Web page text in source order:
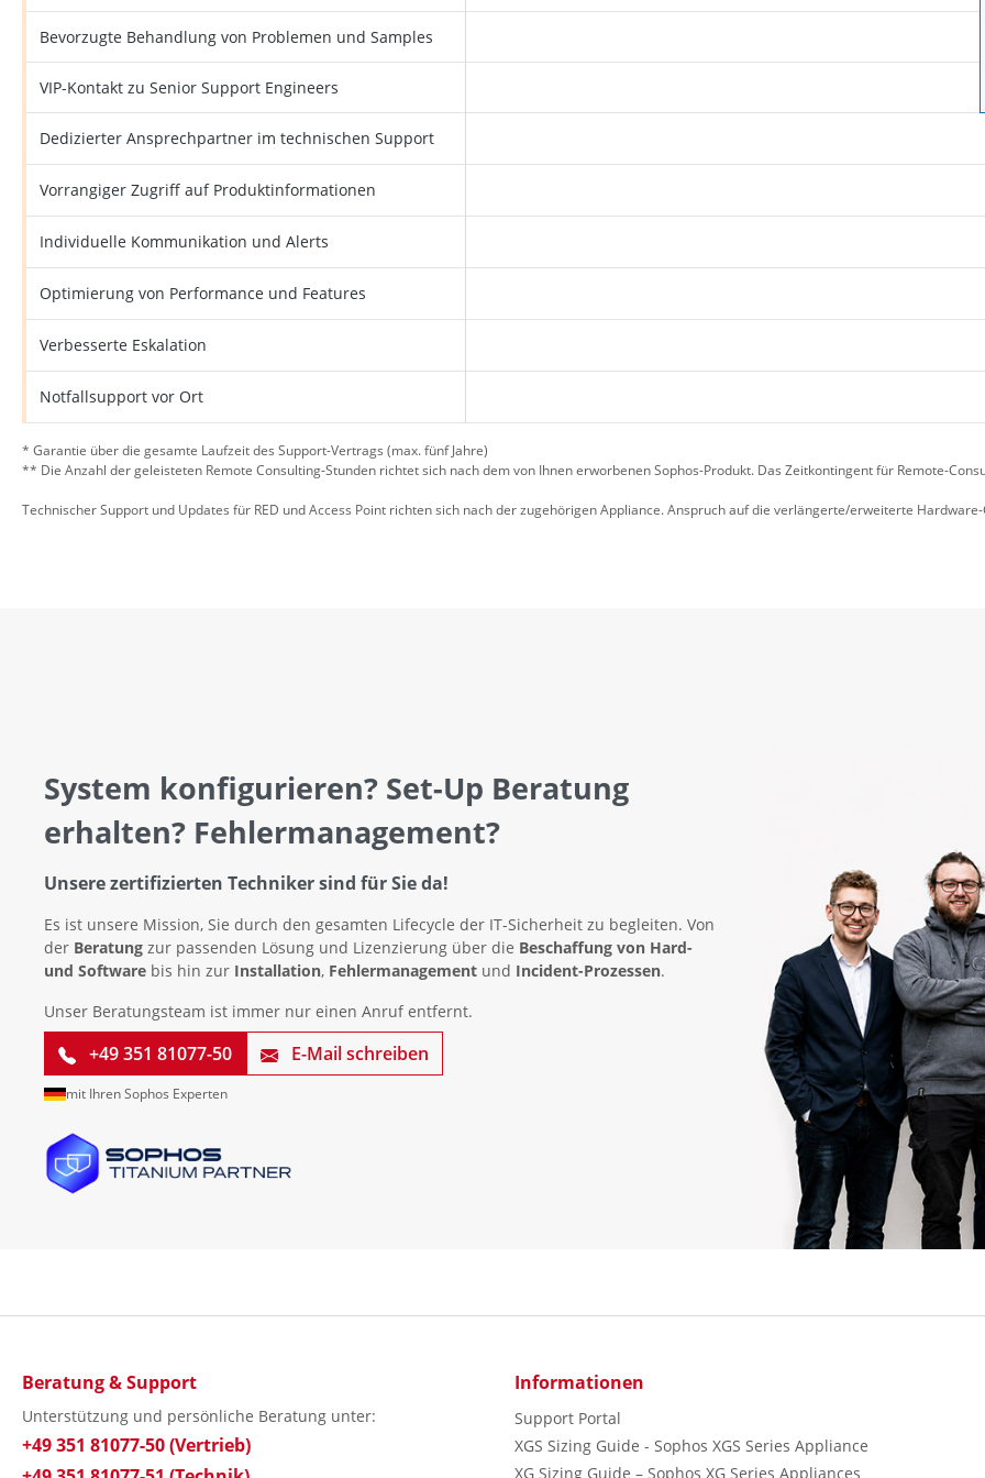
Bevorzugte Behandlung von Problemen und Samples
VIP-Kontakt zu Senior Support Engineers
Dedizierter Ansprechpartner im technischen Support
Vorrangiger Zugriff auf Produktinformationen
Individuelle Kommunikation und Alerts
Optimierung von Performance und Features
Verbesserte Eskalation
Notfallsupport vor Ort
* Garantie über die gesamte Laufzeit des Support-Vertrags (max. fünf Jahre)
** Die Anzahl der geleisteten Remote Consulting-Stunden richtet sich nach dem von Ihnen erworbenen Sophos-Produkt. Das Zeitkontingent für Remote-
Technischer Support und Updates für RED und Access Point richten sich nach der zugehörigen Appliance. Anspruch auf die verlängerte/erweiterte
System konfigurieren? Set-Up Beratung
erhalten? Fehlermanagement?
Unsere zertifizierten Techniker sind für Sie da!
Es ist unsere Mission, Sie durch den gesamten Lifecycle der IT-Sicherheit zu begleiten. Von
der Beratung zur passenden Lösung und Lizenzierung über die Beschaffung von Hard-
und Software bis hin zur Installation, Fehlermanagement und Incident-Prozessen.
Unser Beratungsteam ist immer nur einen Anruf entfernt.
+49 351 81077-50 E-Mail schreiben
mit Ihren Sophos Experten
Beratung & Support
Unterstützung und persönliche Beratung unter:
+49 351 81077-50 (Vertrieb)
Informationen
Support Portal
XGS Sizing Guide - Sophos XGS Series Appliance
XG Sizing Guide – Sophos XG Series Appliances